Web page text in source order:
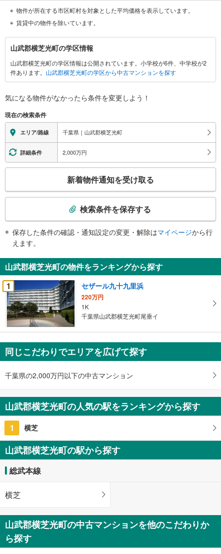
物件が所在する市区町村を対象とした平均価格を表示しています。
賃貸中の物件を除いています。
山
武
郡
横
光
に
関
す
る
情
山武郡横芝光町の学区情報
山武郡横芝光町の学区情報は公開されています。小学校が6件、中学校が2
件あります。 山武郡横芝光町の学区から中古マンションを探す
気になる物件がなかったら条件を変更しよう！
現在の検索条件
エリア/路線 千葉県｜山武郡横芝光町
詳細条件 2,000万円
検
知
を
受
け
取
る
・
条
件
を
イ
ー
ジ
に
保
存
す
る
新着物件通知を受け取る
検索条件を保存する
保存した条件の確認・通知設定の変更・解除はマイページから行
えます。
山武郡横芝光町の物件をランキングから探す
1
セザール九十九里浜
220万円
1K
千葉県山武郡横芝光町尾垂イ
同じこだわりでエリアを広げて探す
千葉県の2,000万円以下の中古マンション
山武郡横芝光町の人気の駅をランキングから探す
1 横芝
山武郡横芝光町の駅から探す
総武本線
横芝
山武郡横芝光町の中古マンションを他のこだわりか
ら探す